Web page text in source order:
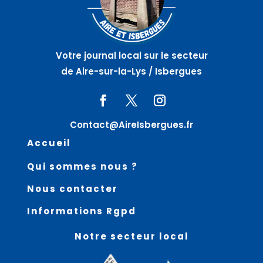
Votre journal local sur le secteur
de Aire-sur-la-Lys / Isbergues
Contact@AireIsbergues.fr
Accueil
Qui sommes nous ?
Nous contacter
Informations Rgpd
Notre secteur local